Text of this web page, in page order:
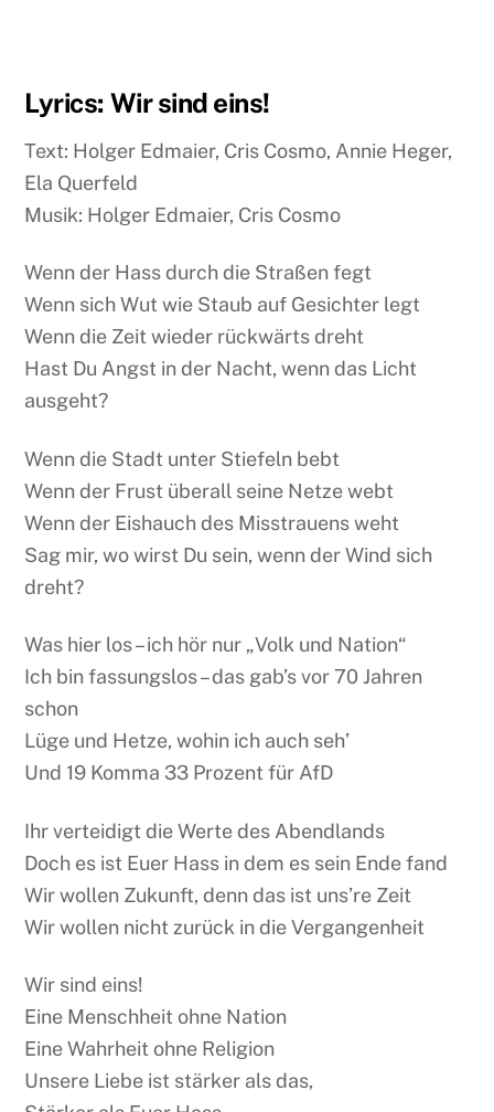
Lyrics: Wir sind eins!
Text: Holger Edmaier, Cris Cosmo, Annie Heger,
Ela Querfeld
Musik: Holger Edmaier, Cris Cosmo
Wenn der Hass durch die Straßen fegt
Wenn sich Wut wie Staub auf Gesichter legt
Wenn die Zeit wieder rückwärts dreht
Hast Du Angst in der Nacht, wenn das Licht
ausgeht?
Wenn die Stadt unter Stiefeln bebt
Wenn der Frust überall seine Netze webt
Wenn der Eishauch des Misstrauens weht
Sag mir, wo wirst Du sein, wenn der Wind sich
dreht?
Was hier los – ich hör nur „Volk und Nation“
Ich bin fassungslos – das gab’s vor 70 Jahren
schon
Lüge und Hetze, wohin ich auch seh’
Und 19 Komma 33 Prozent für AfD
Ihr verteidigt die Werte des Abendlands
Doch es ist Euer Hass in dem es sein Ende fand
Wir wollen Zukunft, denn das ist uns’re Zeit
Wir wollen nicht zurück in die Vergangenheit
Wir sind eins!
Eine Menschheit ohne Nation
Eine Wahrheit ohne Religion
Unsere Liebe ist stärker als das,